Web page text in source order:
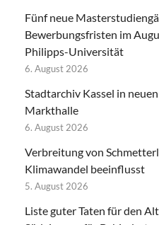
Fünf neue
Bewerbungsfristen im
Philipps-Universität
6. August 2026
Stadtarchiv Kassel in
Markthalle
6. August 2026
Verbreitung von
Klimawandel beeinflusst
5. August 2026
Liste guter Taten für den